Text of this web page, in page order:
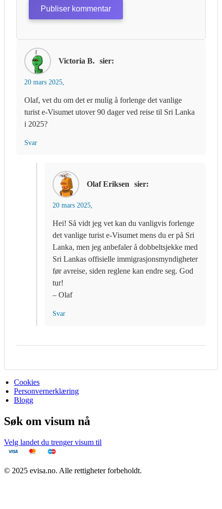
Victoria B. sier:
20 mars 2025,
Olaf, vet du om det er mulig å forlenge det vanlige
turist e-Visumet utover 90 dager ved reise til Sri Lanka
i 2025?
Svar
Olaf Eriksen sier:
20 mars 2025,
Hei! Så vidt jeg vet kan du vanligvis forlenge
det vanlige turist e-Visumet mens du er på Sri
Lanka, men jeg anbefaler å dobbeltsjekke med
Sri Lankas offisielle immigrasjonsmyndigheter
før avreise, siden reglene kan endre seg. God
tur!
– Olaf
Svar
Cookies
Personvernerklæring
Blogg
Søk om visum nå
Velg landet du trenger visum til
© 2025 evisa.no. Alle rettigheter forbeholdt.